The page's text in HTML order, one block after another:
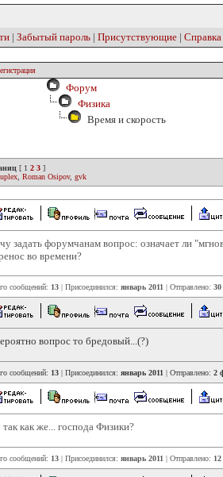
| Забытый пароль | Присутствующие | Справка
Форум
Физика
Время и скорость
[ 1 2 3 ]
Roman Osipov, gvk
задать форумчанам вопрос: означает ли
во времени?
сообщений: 13 | Присоединился: январь 2011 | Отправлено: 30
вопрос то бредовый...(?)
сообщений: 13 | Присоединился: январь 2011 | Отправлено: 2
как же... господа Физики?
сообщений: 13 | Присоединился: январь 2011 | Отправлено: